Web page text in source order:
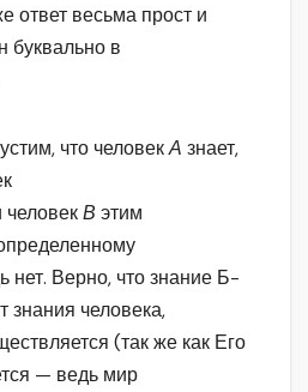
ответ весьма прост и
буквально в
что человекА знает,
В этим
Верно, что знание Б-
знания человека,
(так же как Его
— ведь мир